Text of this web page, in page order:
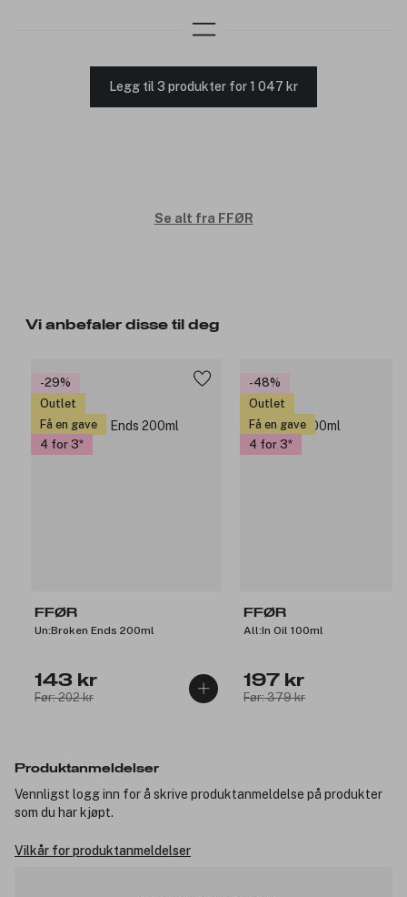
Legg til 3 produkter for 1 047 kr
Se alt fra FFØR
Vi anbefaler disse til deg
-29%
Outlet
Få en gave
4 for 3
FFØR
Un:Broken Ends 200ml
143 kr
Før: 202 kr
-48%
Outlet
Få en gave
4 for 3
FFØR
All:In Oil 100ml
197 kr
Før: 379 kr
Produktanmeldelser
Vennligst logg inn for å skrive produktanmeldelse på produkter
som du har kjøpt.
Vilkår for produktanmeldelser